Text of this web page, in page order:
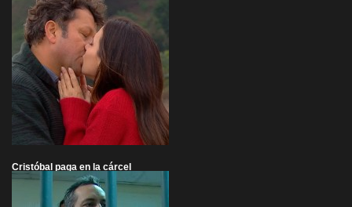
Cristóbal paga en la cárcel